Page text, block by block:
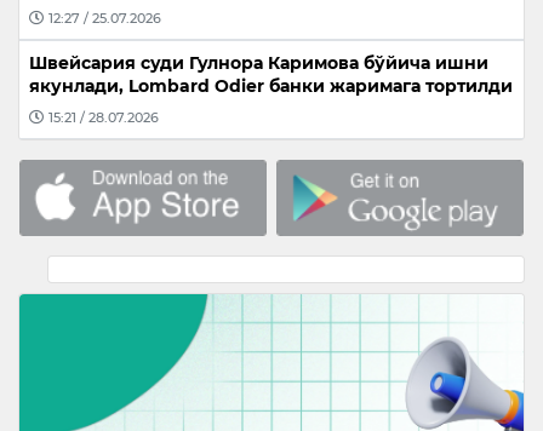
12:27 / 25.07.2026
Швейсария суди Гулнора Каримова бўйича ишни
якунлади, Lombard Odier банки жаримага тортилди
15:21 / 28.07.2026